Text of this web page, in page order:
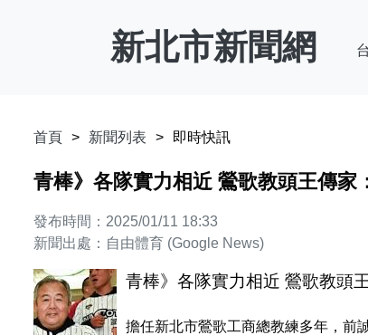
新北市新聞網
首頁 新聞列表 即時快訊
青棒》各隊實力相近 鶯歌教頭王傳家
發布時間：2025/01/11 18:33
新聞出處：自由體育 (Google News)
青棒》各隊實力相近 鶯歌教頭
擔任新北市鶯歌工商總教練多年，前